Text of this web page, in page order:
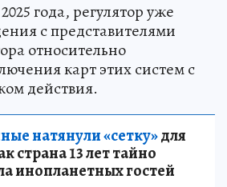
года, регулятор уже
с представителями
относительно
карт этих систем с
действия.
натянули «сетку»для
страна 13 лет тайно
инопланетных гостей